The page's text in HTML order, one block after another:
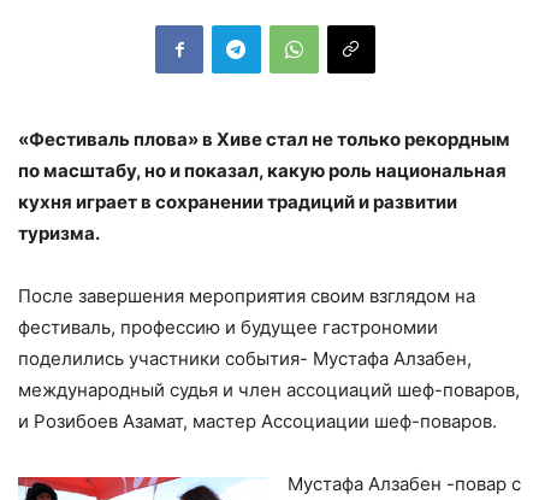
«Фестиваль плова» в Хиве стал не только рекордным
по масштабу, но и показал, какую роль национальная
кухня играет в сохранении традиций и развитии
туризма.
После завершения мероприятия своим взглядом на
фестиваль, профессию и будущее гастрономии
поделились участники события- Мустафа Алзабен,
международный судья и член ассоциаций шеф-поваров,
и Розибоев Азамат, мастер Ассоциации шеф-поваров.
Мустафа Алзабен -повар с